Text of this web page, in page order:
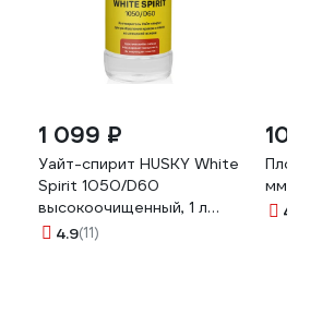
1 099 ₽
Уайт-спирит HUSKY White
Spirit 1050/D60
высокоочищенный, 1 л
32020
4.9(11)
100
мм
4.7